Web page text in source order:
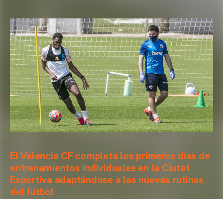
El Valencia CF completa los primeros días de
entrenamientos individuales en la Ciutat
Esportiva adaptándose a las nuevas rutinas
del fútbol